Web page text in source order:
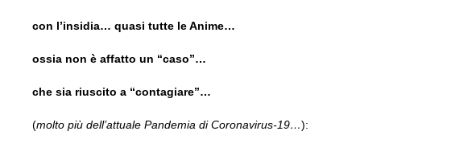
con l’insidia… quasi tutte le Anime…
ossia non è affatto un “caso”…
che sia riuscito a “contagiare”…
(molto più dell’attuale Pandemia di Coronavirus-19…):